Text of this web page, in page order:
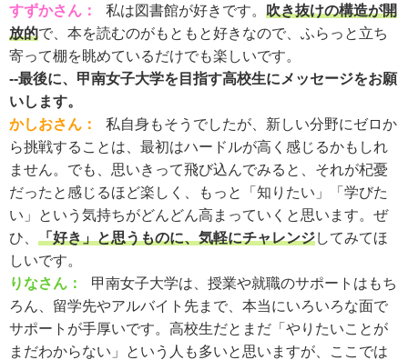
すずかさん： 私は図書館が好きです。 吹き抜けの構造が開
放的で、本を読むのがもともと好きなので、ふらっと立ち
寄って棚を眺めているだけでも楽しいです。
--最後に、甲南女子大学を目指す高校生にメッセージをお願
いします。
かしおさん：
私自身もそうでしたが、新しい分野にゼロか
ら挑戦することは、最初はハードルが高く感じるかもしれ
ません。でも、思いきって飛び込んでみると、それが杞憂
だったと感じるほど楽しく、もっと「知りたい」「学びた
い」という気持ちがどんどん高まっていくと思います。ぜ
ひ、 「好き」と思うものに、気軽にチャレンジしてみてほ
しいです。
りなさん：
甲南女子大学は、授業や就職のサポートはもち
ろん、留学先やアルバイト先まで、本当にいろいろな面で
サポートが手厚いです。高校生だとまだ「やりたいことが
まだわからない」という人も多いと思いますが、ここでは